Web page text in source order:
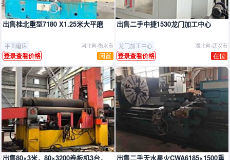
推广
出售桂北重型7180 X1.25米大平磨
平面磨床 河北省-衡水市
登录查看价格 闲置
出售二手中捷1530龙门加工中心
龙门加工中心 湖北省-武汉市
登录查看价格 在位
出售80×3米，80×3200卷板机3台， 出售二手天水星火CWA6185×1500重